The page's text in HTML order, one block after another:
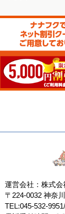
運営会社：株式
〒224-0032 神奈
TEL:045-532-